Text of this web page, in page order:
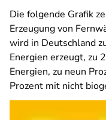
Die folgende Grafik
Erzeugung von
wird in Deutschland
Energien erzeugt, zu
Energien, zu neun
Prozent mit nicht